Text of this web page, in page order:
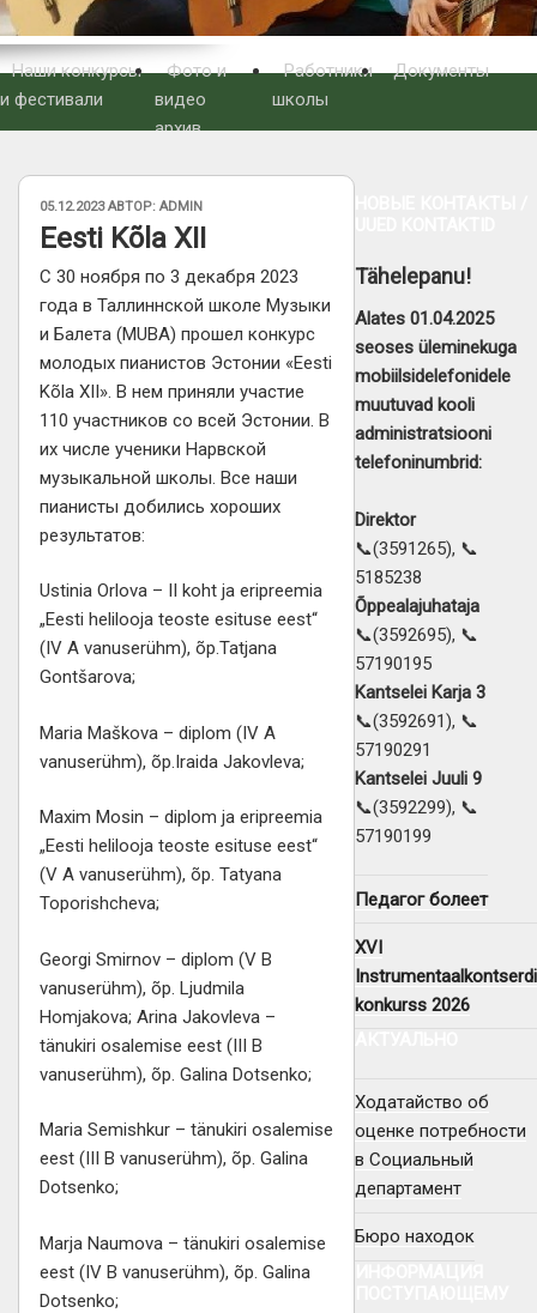
Наши конкурсы
и фестивали
Фото и
видео
архив
Работники
школы
Документы
ОПУБЛИКОВАНО
05.12.2023АВТОР: ADMIN
Eesti Kõla XII
С 30 ноября по 3 декабря 2023
года в Таллиннской школе Музыки
и Балета (MUBA) прошел конкурс
молодых пианистов Эстонии «Eesti
Kõla XII». В нем приняли участие
110 участников со всей Эстонии. В
их числе ученики Нарвской
музыкальной школы. Все наши
пианисты добились хороших
результатов:
Ustinia Orlova – II koht ja eripreemia
„Eesti helilooja teoste esituse eest“
(IV A vanuserühm), õp.Tatjana
Gontšarova;
Maria Maškova – diplom (IV A
vanuserühm), õp.Iraida Jakovleva;
Maxim Mosin – diplom ja eripreemia
„Eesti helilooja teoste esituse eest“
(V A vanuserühm), õp. Tatyana
Toporishcheva;
Georgi Smirnov – diplom (V B
vanuserühm), õp. Ljudmila
Homjakova; Arina Jakovleva –
tänukiri osalemise eest (III B
vanuserühm), õp. Galina Dotsenko;
Maria Semishkur – tänukiri osalemise
eest (III B vanuserühm), õp. Galina
Dotsenko;
Marja Naumova – tänukiri osalemise
eest (IV B vanuserühm), õp. Galina
Dotsenko;
Tähelepanu!
Alates 01.04.2025
seoses üleminekuga
mobiilsidelefonidele
muutuvad kooli
administratsiooni
telefoninumbrid:
Direktor
📞(3591265), 📞
5185238
Õppealajuhataja
📞(3592695), 📞
57190195
Kantselei Karja 3
📞(3592691), 📞
57190291
Kantselei Juuli 9
📞(3592299), 📞
57190199
Педагог болеет
XVI
Instrumentaalkontserdi
konkurss 2026
Ходатайство об
оценке потребности
в Социальный
департамент
Бюро находок